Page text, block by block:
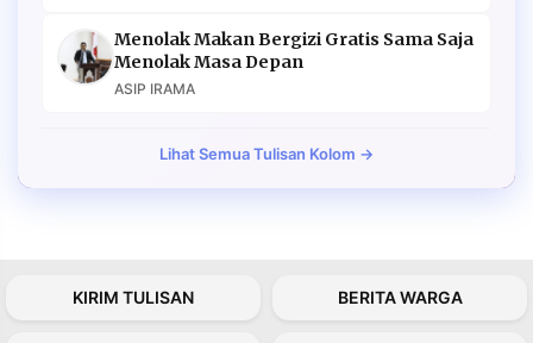
Menolak Makan Bergizi Gratis Sama Saja
Menolak Masa Depan
ASIP IRAMA
Lihat Semua Tulisan Kolom →
KIRIM TULISAN BERITA WARGA